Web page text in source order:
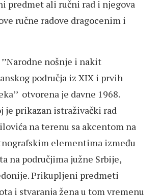
predmet ali ručni rad i njegova
ručne radove dragocenim i
nošnje i nakit
područja iz XIX i prvih
otvorena je davne 1968.
je prikazan istraživački rad
na terenu sa akcentom na
elementima između
na područjima južne Srbije,
Prikupljeni predmeti
i stvaranja žena u tom vremenu